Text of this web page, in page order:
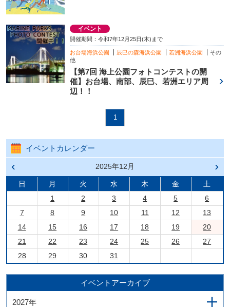
イベント
開催期間：令和7年12月25日(木)まで
お台場海浜公園 辰巳の森海浜公園 若洲海浜公園
その
他
【第7回 海上公園フォトコンテストの開
催】お台場、南部、辰巳、若洲エリア周
辺！！
1
イベントカレンダー
前の
戻る
2025年12月
次の
進む
日 月 火 水 木 金
土
1
2 3 4 5
6
7
8 9 10 11 12
13
14
15 16 17 18 19
20
21
22 23 24 25 26
27
28
29 30 31
イベントアーカイブ
2027年